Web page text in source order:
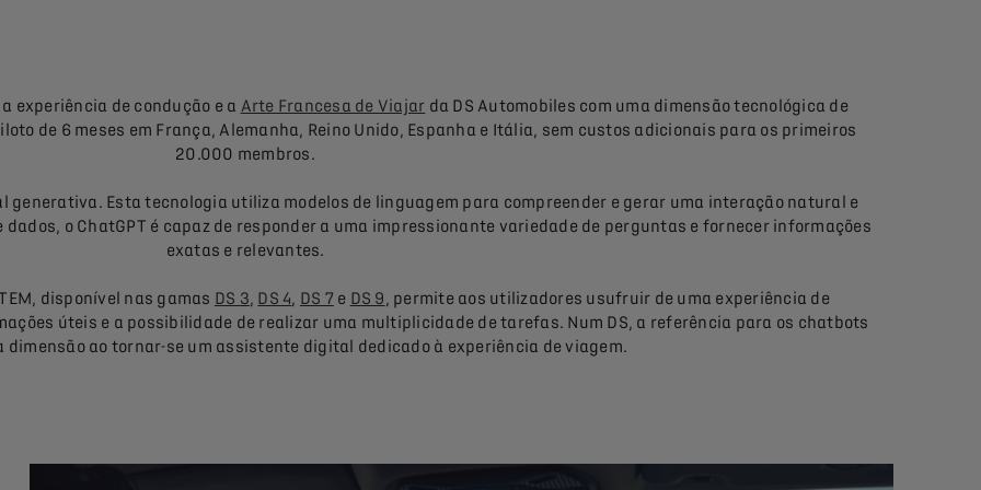
experiência de condução e a Arte Francesa de Viajar da DS Automobiles com uma dimensão tecnológica de
de 6 meses em França, Alemanha, Reino Unido, Espanha e Itália, sem custos adicionais para os primeiros
20.000 membros.
generativa. Esta tecnologia utiliza modelos de linguagem para compreender e gerar uma interação natural e
o ChatGPT é capaz de responder a uma impressionante variedade de perguntas e fornecer informações
exatas e relevantes.
disponível nas gamas DS 3, DS 4, DS 7 e DS 9, permite aos utilizadores usufruir de uma experiência de
úteis e a possibilidade de realizar uma multiplicidade de tarefas. Num DS, a referência para os chatbots
dimensão ao tornar-se um assistente digital dedicado à experiência de viagem.